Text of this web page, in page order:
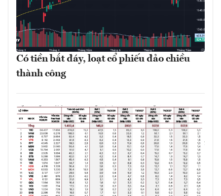
Có tiền bắt đáy, loạt cổ phiếu đảo chiều
thành công